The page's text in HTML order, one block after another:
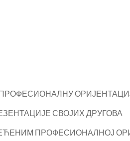
СВОЈИХ ДРУГОВА
ПРОФЕСИОНАЛНОЈ